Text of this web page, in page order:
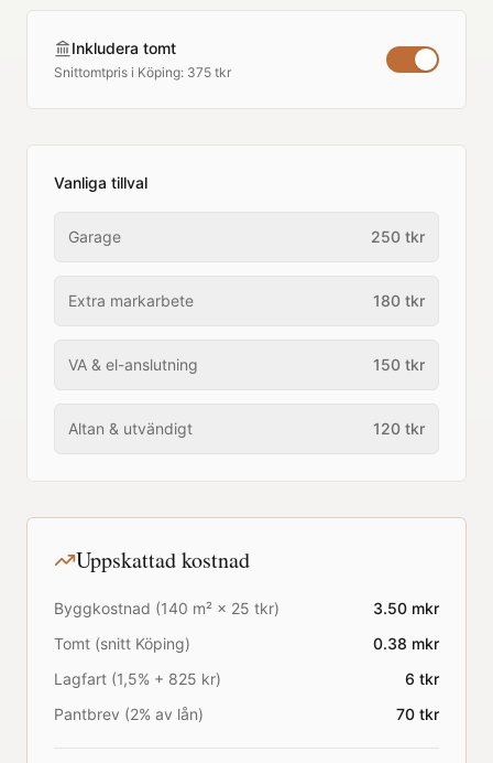
Inkludera tomt
Snittomtpris i Köping: 375 tkr
Vanliga tillval
Garage 250 tkr
Extra markarbete 180 tkr
VA & el-anslutning 150 tkr
Altan & utvändigt 120 tkr
Uppskattad kostnad
Byggkostnad (140 m² × 25 tkr) 3.50 mkr
Tomt (snitt Köping) 0.38 mkr
Lagfart (1,5% + 825 kr)
6 tkr
Pantbrev (2% av lån)
70 tkr